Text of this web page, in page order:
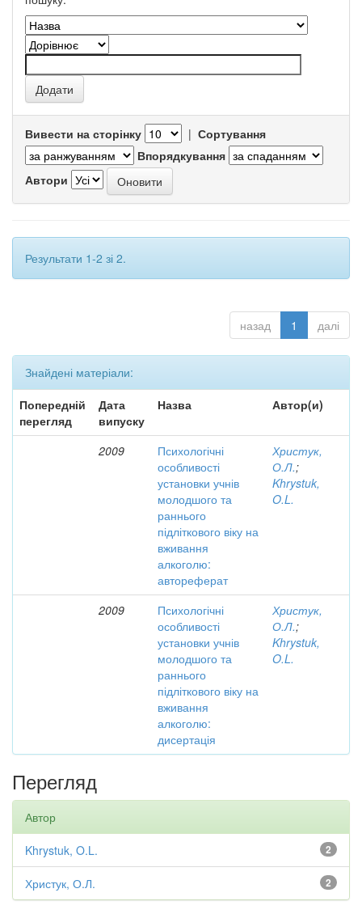
Вивести на сторінку | Сортування
Впорядкування
Автори
Результати 1-2 зі 2.
назад 1 далі
Знайдені матеріали:
Попередній
перегляд
Дата
випуску
Назва Автор(и)
2009
Психологічні
особливості
установки учнів
молодшого та
раннього
підліткового віку на
вживання
алкоголю:
автореферат
Христук,
О.Л.;
Khrystuk,
O.L.
2009
Психологічні
особливості
установки учнів
молодшого та
раннього
підліткового віку на
вживання
алкоголю:
дисертація
Христук,
О.Л.;
Khrystuk,
O.L.
Перегляд
Автор
2
Khrystuk, O.L.
2
Христук, О.Л.